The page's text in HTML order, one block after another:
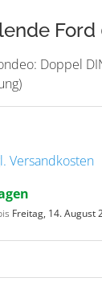
Ford
Doppel
Versandkosten
Freitag, 14. August